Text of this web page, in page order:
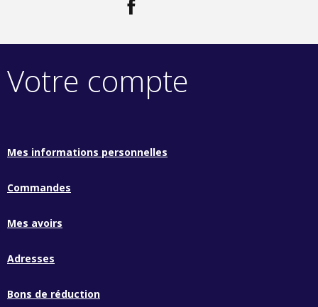
Votre compte
Mes informations personnelles
Commandes
Mes avoirs
Adresses
Bons de réduction